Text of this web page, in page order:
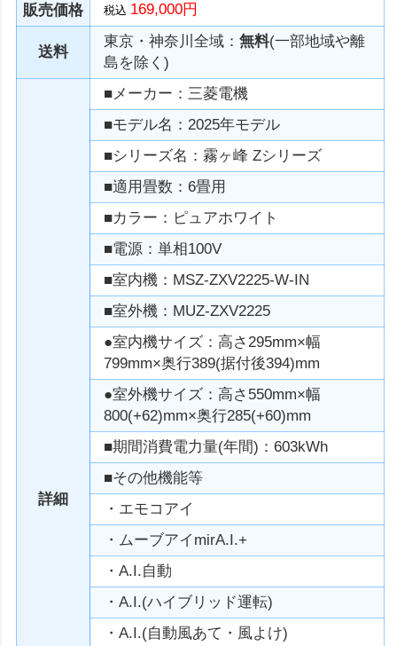
販売価格
税込 169,000円
送料
東京・神奈川全域：無料(一部地域や離
島を除く)
詳細
■メーカー：三菱電機
■モデル名：2025年モデル
■シリーズ名：霧ヶ峰 Zシリーズ
■適用畳数：6畳用
■カラー：ピュアホワイト
■電源：単相100V
■室内機：MSZ-ZXV2225-W-IN
■室外機：MUZ-ZXV2225
●室内機サイズ：高さ295mm×幅
799mm×奥行389(据付後394)mm
●室外機サイズ：高さ550mm×幅
800(+62)mm×奥行285(+60)mm
■期間消費電力量(年間)：603kWh
■その他機能等
・エモコアイ
・ムーブアイmirA.I.+
・A.I.自動
・A.I.(ハイブリッド運転)
・A.I.(自動風あて・風よけ)